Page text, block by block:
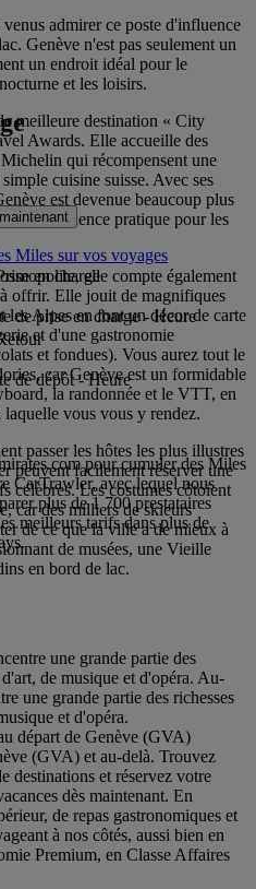
admirer ce poste d'influence
Genève n'est pas seulement un
un endroit idéal pour le
et les loisirs.
meilleure destination « City
Awards. Elle accueille des
qui récompensent une
cuisine suisse. Avec ses
est devenue beaucoup plus
de résidence pratique pour les
elle compte également
offrir. Elle jouit de magnifiques
les Alpes en font un décor de carte
et d'une gastronomie
et fondues). Vous aurez tout le
car Genève est un formidable
la randonnée et le VTT, en
vous vous y rendez.
passer les hôtes les plus illustres
peuvent facilement réserver une
célèbres. Les costumes côtoient
car des milliers de skieurs
de ce que la ville a de mieux à
de musées, une Vieille
en bord de lac.
Miles sur vos voyages
en charge
de prise en charge - Heure
de dépôt - Heure
pour cumuler des Miles
CarTrawler, avec lequel nous
plus de 1 700 prestataires
meilleurs tarifs dans plus de
une grande partie des
de musique et d'opéra. Au-
une grande partie des richesses
et d'opéra.
départ de Genève (GVA)
(GVA) et au-delà. Trouvez
destinations et réservez votre
dès maintenant. En
de repas gastronomiques et
à nos côtés, aussi bien en
Premium, en Classe Affaires